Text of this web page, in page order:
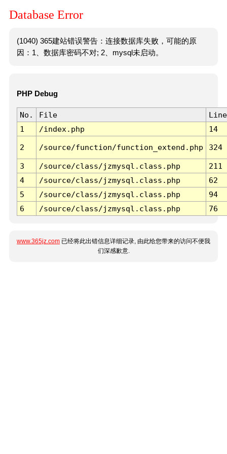
Database Error
(1040) 365建站错误警告：连接数据库失败，可能的原
因：1、数据库密码不对; 2、mysql未启动。
PHP Debug
No. File
Line
1
/index.php 14
2 /source/function/function_extend.php 324
3 /source/class/jzmysql.class.php
211
4
/source/class/jzmysql.class.php
62
5
/source/class/jzmysql.class.php
94
6
/source/class/jzmysql.class.php 76
www.365jz.com 已经将此出错信息详细记录, 由此给您带来的访问不便我
们深感歉意.